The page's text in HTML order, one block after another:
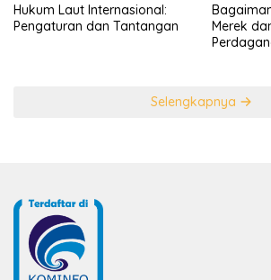
Hukum Laut Internasional:
Pengaturan dan Tantangan
Merek
Selengkapnya